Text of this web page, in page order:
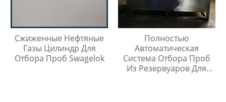
Сжиженные Нефтяные
Газы Цилиндр Для
Отбора Проб Swagelok
Полностью
Автоматическая
Система Отбора Проб
Из Резервуаров Для